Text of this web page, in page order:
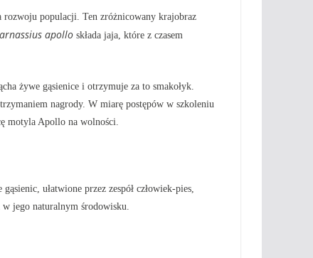
rozwoju populacji. Ten zróżnicowany krajobraz
apollo składa jaja, które z czasem
żywe gąsienice i otrzymuje za to smakołyk.
nagrody. W miarę postępów w szkoleniu
motyla Apollo na wolności.
ułatwione przez zespół człowiek-pies,
w jego naturalnym środowisku.